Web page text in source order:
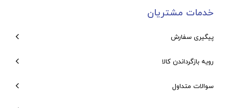
خدمات مشتریان
پیگیری سفارش
رویه بازگرداندن کالا
سوالات متداول